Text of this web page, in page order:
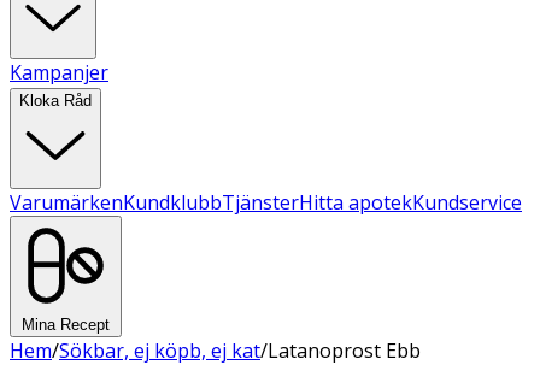
Kampanjer
Kloka Råd
VarumärkenKundklubbTjänsterHitta apotekKundservice
Mina Recept
Hem/Sökbar, ej köpb, ej kat/Latanoprost Ebb